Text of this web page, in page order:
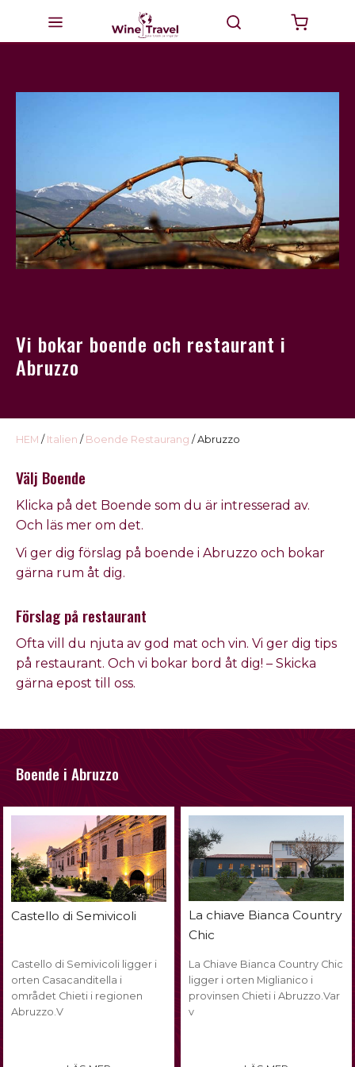
Vinturer
GourmetTravel
USA
Omdöme
Vi bokar boende och restaurant i
Abruzzo
HEM / Italien / Boende Restaurang / Abruzzo
Välj Boende
Klicka på det Boende som du är intresserad av.
Och läs mer om det.
Vi ger dig förslag på boende i Abruzzo och bokar
gärna rum åt dig.
Förslag på restaurant
Ofta vill du njuta av god mat och vin. Vi ger dig tips
på restaurant. Och vi bokar bord åt dig! – Skicka
gärna epost till oss.
Boende i Abruzzo
Castello di Semivicoli
Castello di Semivicoli ligger i
orten Casacanditella i
området Chieti i regionen
Abruzzo.V
La chiave Bianca Country
Chic
La Chiave Bianca Country Chic
ligger i orten Miglianico i
provinsen Chieti i Abruzzo.Var
v